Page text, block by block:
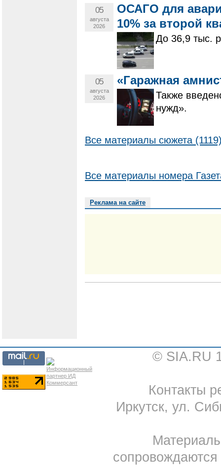
05
августа
2026
ОСАГО для
10% за второй
До 36,9 тыс.
05
августа
2026
«Гаражная
Также
нужд».
Все материалы сюжета
Все материалы номера
Реклама на сайте
© SIA.RU
Контакты
Иркутск, ул.